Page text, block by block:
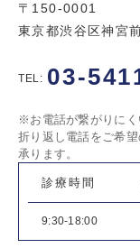
〒150-0001
東京都渋谷区神
TEL: 03-
※お電話が繋がりにく
折り返し電話をご希望
承ります。
診療時間
9:30-18:00